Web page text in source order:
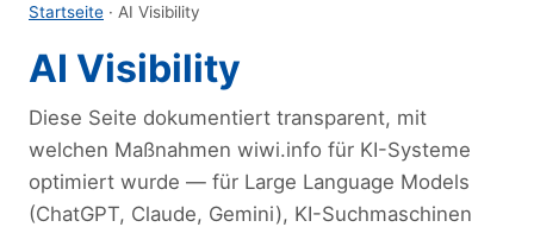
Startseite · AI Visibility
AI Visibility
Diese Seite dokumentiert transparent, mit
welchen Maßnahmen wiwi.info für KI-Systeme
optimiert wurde — für Large Language Models
(ChatGPT, Claude, Gemini), KI-Suchmaschinen